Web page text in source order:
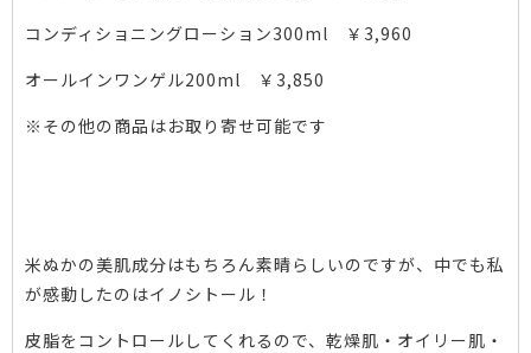
コンディショニングローション300ml ￥3,960
オールインワンゲル200ml ￥3,850
※その他の商品はお取り寄せ可能です
米ぬかの美肌成分はもちろん素晴らしいのですが、 中でも私
が感動したのはイノシトール！
皮脂をコントロールしてくれるので、 乾燥肌・オイリー肌・